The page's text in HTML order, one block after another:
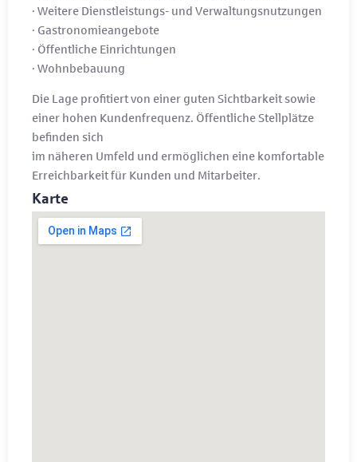
· Weitere Dienstleistungs- und Verwaltungsnutzungen
· Gastronomieangebote
· Öffentliche Einrichtungen
· Wohnbebauung
Die Lage profitiert von einer guten Sichtbarkeit sowie
einer hohen Kundenfrequenz. Öffentliche Stellplätze
befinden sich
im näheren Umfeld und ermöglichen eine komfortable
Erreichbarkeit für Kunden und Mitarbeiter.
Karte